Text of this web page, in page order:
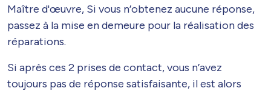
Maître d'œuvre, Si vous n’obtenez aucune réponse,
passez à la mise en demeure pour la réalisation des
réparations.
Si après ces 2 prises de contact, vous n’avez
toujours pas de réponse satisfaisante, il est alors